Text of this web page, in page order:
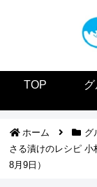
TOP
ホーム グ
さる漬けのレシピ
8月9日）